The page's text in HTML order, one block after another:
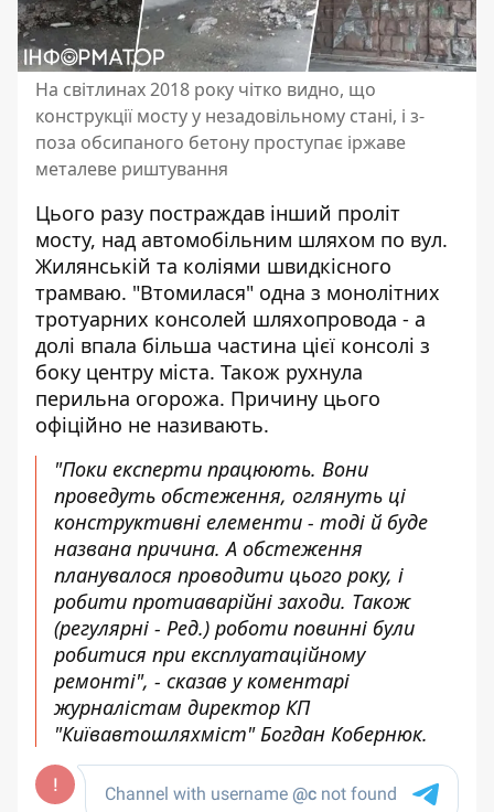
На світлинах 2018 року чітко видно, що
конструкції мосту у незадовільному стані, і з-
поза обсипаного бетону проступає іржаве
металеве риштування
Цього разу постраждав інший проліт
мосту, над автомобільним шляхом по вул.
Жилянській та коліями швидкісного
трамваю. "Втомилася" одна з монолітних
тротуарних консолей шляхопровода - а
долі впала більша частина цієї консолі з
боку центру міста. Також рухнула
перильна огорожа. Причину цього
офіційно не називають.
"Поки експерти працюють. Вони
проведуть обстеження, оглянуть ці
конструктивні елементи - тоді й буде
названа причина. А обстеження
планувалося проводити цього року, і
робити протиаварійні заходи. Також
(регулярні - Ред.) роботи повинні були
робитися при експлуатаційному
ремонті", - сказав у коментарі
журналістам директор КП
"Київавтошляхміст" Богдан Кобернюк.